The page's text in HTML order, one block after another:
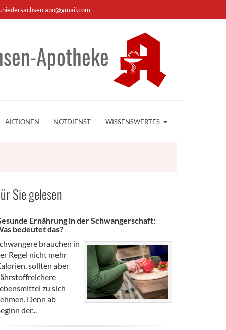
Apotheke
AKTIONEN NOTDIENST WISSENSWERTES
Sie gelesen
Ernährung in der Schwangerschaft:
bedeutet das?
brauchen in
Regel nicht mehr
sollten aber
zu sich
Denn ab
der...